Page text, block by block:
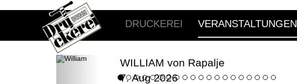
DRUCKEREI VERANSTALTUNGEN
WILLIAM von Rapalje
7. Aug 2026